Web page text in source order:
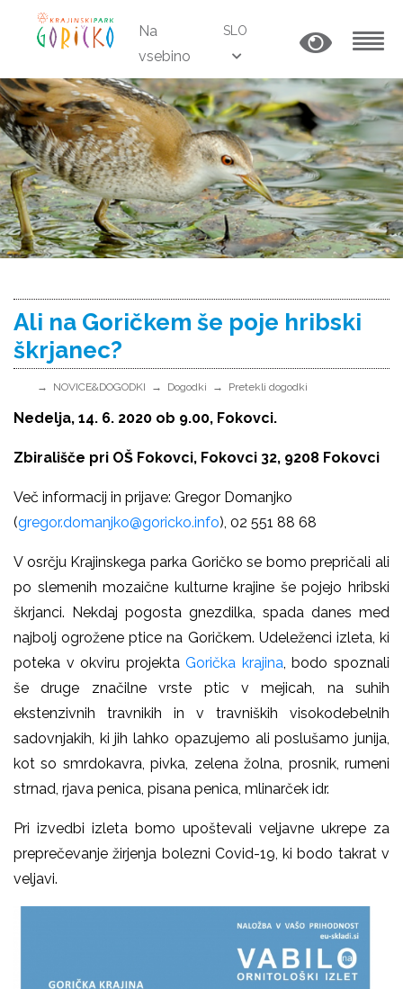
Na
vsebino
SLO
Ali na Goričkem še poje hribski
škrjanec?
NOVICE&DOGODKI Dogodki Pretekli dogodki
Nedelja, 14. 6. 2020 ob 9.00, Fokovci.
Zbirališče pri OŠ Fokovci, Fokovci 32, 9208 Fokovci
Več informacij in prijave: Gregor Domanjko
(gregor.domanjko@goricko.info), 02 551 88 68
V osrčju Krajinskega parka Goričko se bomo prepričali ali
po slemenih mozaične kulturne krajine še pojejo hribski
škrjanci. Nekdaj pogosta gnezdilka, spada danes med
najbolj ogrožene ptice na Goričkem. Udeleženci izleta, ki
poteka v okviru projektaGorička krajina, bodo spoznali
še druge značilne vrste ptic v mejicah, na suhih
ekstenzivnih travnikih in v travniških visokodebelnih
sadovnjakih, ki jih lahko opazujemo ali poslušamo junija,
kot so smrdokavra, pivka, zelena žolna, prosnik, rumeni
strnad, rjava penica, pisana penica, mlinarček idr.
Pri izvedbi izleta bomo upoštevali veljavne ukrepe za
preprečevanje žirjenja bolezni Covid-19, ki bodo takrat v
veljavi.